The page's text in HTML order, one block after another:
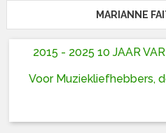
MARIANNE
2015 - 2025 10 JAAR
Voor Muziekliefhebbers,